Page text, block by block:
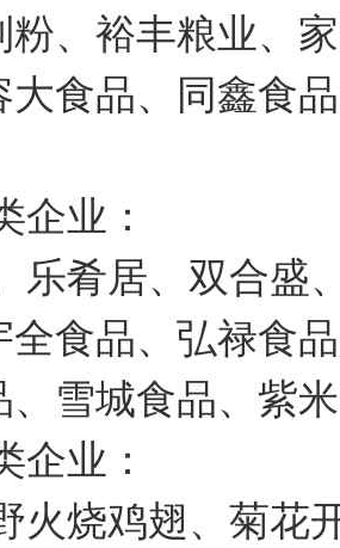
、裕丰粮业、
大食品、同鑫食
企业：
乐肴居、双合盛
食品、弘禄食
、雪城食品、紫
企业：
火烧鸡翅、菊花